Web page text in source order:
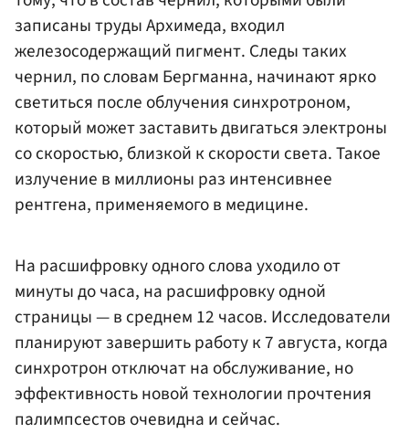
записаны труды Архимеда, входил
железосодержащий пигмент. Следы таких
чернил, по словам Бергманна, начинают ярко
светиться после облучения синхротроном,
который может заставить двигаться электроны
со скоростью, близкой к скорости света. Такое
излучение в миллионы раз интенсивнее
рентгена, применяемого в медицине.
На расшифровку одного слова уходило от
минуты до часа, на расшифровку одной
страницы — в среднем 12 часов. Исследователи
планируют завершить работу к 7 августа, когда
синхротрон отключат на обслуживание, но
эффективность новой технологии прочтения
палимпсестов очевидна и сейчас.